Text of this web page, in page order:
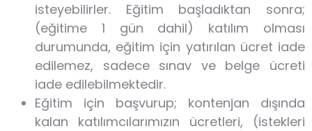
isteyebilirler. Eğitim başladıktan sonra;
(eğitime 1 gün dahil) katılım olması
durumunda, eğitim için yatırılan ücret iade
edilemez, sadece sınav ve belge ücreti
iade edilebilmektedir.
Eğitim için başvurup; kontenjan dışında
kalan katılımcılarımızın ücretleri, (istekleri